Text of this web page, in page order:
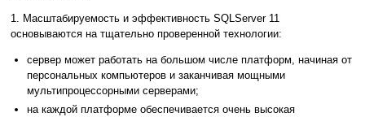
1. Масштабируемость и эффективность SQLServer 11
основываются на тщательно проверенной технологии:
сервер может работать на большом числе платформ, начиная от
персональных компьютеров и заканчивая мощными
мультипроцессорными серверами;
на каждой платформе обеспечивается очень высокая